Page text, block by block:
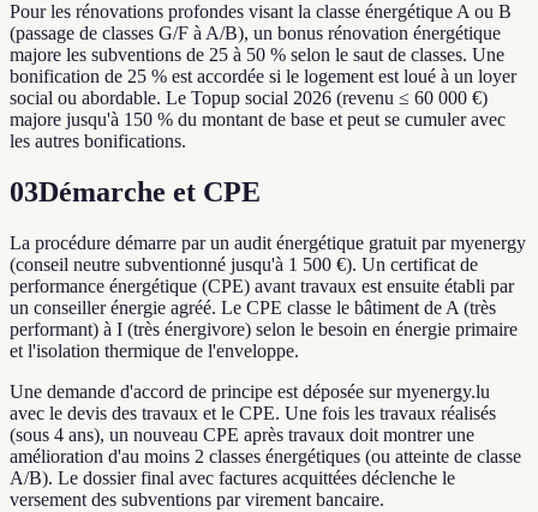
Pour les rénovations profondes visant la classe énergétique A ou B
(passage de classes G/F à A/B), un bonus rénovation énergétique
majore les subventions de 25 à 50 % selon le saut de classes. Une
bonification de 25 % est accordée si le logement est loué à un loyer
social ou abordable. Le Topup social 2026 (revenu ≤ 60 000 €)
majore jusqu'à 150 % du montant de base et peut se cumuler avec
les autres bonifications.
03Démarche et CPE
La procédure démarre par un audit énergétique gratuit par myenergy
(conseil neutre subventionné jusqu'à 1 500 €). Un certificat de
performance énergétique (CPE) avant travaux est ensuite établi par
un conseiller énergie agréé. Le CPE classe le bâtiment de A (très
performant) à I (très énergivore) selon le besoin en énergie primaire
et l'isolation thermique de l'enveloppe.
Une demande d'accord de principe est déposée sur myenergy.lu
avec le devis des travaux et le CPE. Une fois les travaux réalisés
(sous 4 ans), un nouveau CPE après travaux doit montrer une
amélioration d'au moins 2 classes énergétiques (ou atteinte de classe
A/B). Le dossier final avec factures acquittées déclenche le
versement des subventions par virement bancaire.